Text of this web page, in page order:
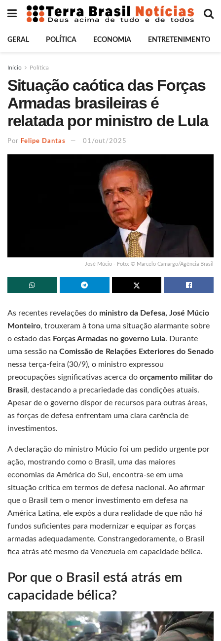
GERAL POLÍTICA ECONOMIA ENTRETENIMENTO
Início Política
Situação caótica das Forças
Armadas brasileiras é
relatada por ministro de Lula
Por Felipe Dantas 01/out/2025
José Múcio - Foto: © Marcelo Camargo/Agência Brasil
As recentes revelações do ministro da Defesa, José Múcio
Monteiro, trouxeram à tona uma situação alarmante sobre
o estado das Forças Armadas no governo Lula. Durante
uma sessão na Comissão de Relações Exteriores do Senado
nessa terça-feira (30/9), o ministro expressou
preocupações significativas acerca do orçamento militar do
Brasil , destacando a precariedade das condições atuais.
Apesar de o governo dispor de recursos para outras áreas,
as forças de defesa enfrentam uma clara carência de
investimentos.
A declaração do ministro Múcio foi um pedido urgente por
ação, mostrando como o Brasil, uma das maiores
economias da América do Sul, encontra-se em uma
situação crítica em termos de defesa nacional. Ao afirmar
que o Brasil tem o menor investimento em defesa na
América Latina, ele expôs a dura realidade de que não há
fundos suficientes para modernizar e equipar as forças
armadas adequadamente. Constrangedoramente, o Brasil
fica atrás até mesmo da Venezuela em capacidade bélica.
Por que o Brasil está atrás em
capacidade bélica?